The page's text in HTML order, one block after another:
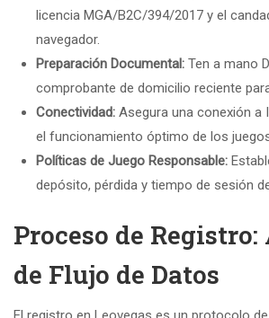
licencia MGA/B2C/394/2017 y el
navegador.
Preparación Documental: Ten a mano
comprobante de domicilio reciente
Conectividad: Asegura una conexión a
el funcionamiento óptimo de los
Políticas de Juego Responsable:
depósito, pérdida y tiempo de sesión
Proceso de
de Flujo de Datos